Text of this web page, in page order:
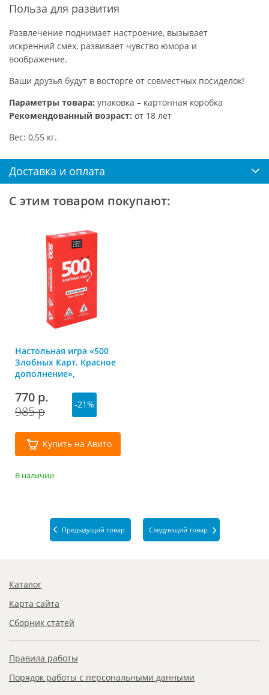
Польза для развития
Развлечение поднимает настроение, вызывает
искренний смех, развивает чувство юмора и
воображение.
Ваши друзья будут в восторге от совместных посиделок!
Параметры товара: упаковка – картонная коробка
Рекомендованный возраст: от 18 лет
Вес: 0,55 кг.
Доставка и оплата
С этим товаром покупают:
Настольная игра «500
Злобных Карт. Красное
дополнение»,
770 р.
985 р
-21%
Купить на Авито
В наличии
Предыдущий товар Следующий товар
Каталог
Карта сайта
Сборник статей
Правила работы
Порядок работы с персональными данными